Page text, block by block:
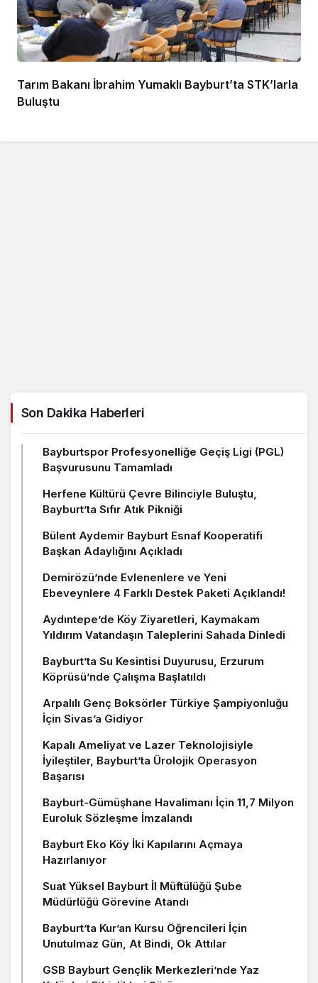
Tarım Bakanı İbrahim Yumaklı Bayburt’ta STK’larla
Buluştu
Son Dakika Haberleri
Bayburtspor Profesyonelliğe Geçiş Ligi (PGL)
Başvurusunu Tamamladı
Herfene Kültürü Çevre Bilinciyle Buluştu,
Bayburt’ta Sıfır Atık Pikniği
Bülent Aydemir Bayburt Esnaf Kooperatifi
Başkan Adaylığını Açıkladı
Demirözü’nde Evlenenlere ve Yeni
Ebeveynlere 4 Farklı Destek Paketi Açıklandı!
Aydıntepe’de Köy Ziyaretleri, Kaymakam
Yıldırım Vatandaşın Taleplerini Sahada Dinledi
Bayburt’ta Su Kesintisi Duyurusu, Erzurum
Köprüsü’nde Çalışma Başlatıldı
Arpalılı Genç Boksörler Türkiye Şampiyonluğu
İçin Sivas’a Gidiyor
Kapalı Ameliyat ve Lazer Teknolojisiyle
İyileştiler, Bayburt’ta Ürolojik Operasyon
Başarısı
Bayburt-Gümüşhane Havalimanı İçin 11,7 Milyon
Euroluk Sözleşme İmzalandı
Bayburt Eko Köy İki Kapılarını Açmaya
Hazırlanıyor
Suat Yüksel Bayburt İl Müftülüğü Şube
Müdürlüğü Görevine Atandı
Bayburt’ta Kur’an Kursu Öğrencileri İçin
Unutulmaz Gün, At Bindi, Ok Attılar
GSB Bayburt Gençlik Merkezleri’nde Yaz